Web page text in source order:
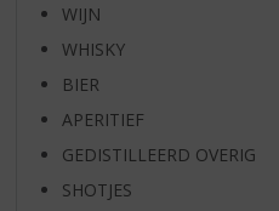
WIJN
WHISKY
BIER
APERITIEF
GEDISTILLEERD OVERIG
SHOTJES